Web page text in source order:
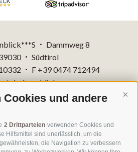
und andere
2 Drittparteien verwenden Cookies und
Hilfsmittel sind unerlässlich, um die
die Navigation zu verbessern
•
Dammweg 8
•
Südtirol
•
F +39 0474 712494
Präferenzen IT 00818260218